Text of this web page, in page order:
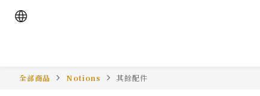
全部商品 Notions 其餘配件